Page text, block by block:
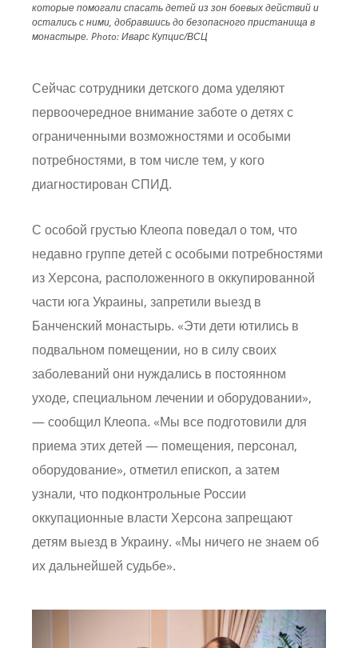
которые помогали спасать детей из зон боевых действий и
остались с ними, добравшись до безопасного пристанища в
монастыре. Photo:Иварс Купцис/ВСЦ
Сейчас сотрудники детского дома уделяют
первоочередное внимание заботе о детях с
ограниченными возможностями и особыми
потребностями, в том числе тем, у кого
диагностирован СПИД.
С особой грустью Клеопа поведал о том, что
недавно группе детей с особыми потребностями
из Херсона, расположенного в оккупированной
части юга Украины, запретили выезд в
Банченский монастырь. «Эти дети ютились в
подвальном помещении, но в силу своих
заболеваний они нуждались в постоянном
уходе, специальном лечении и оборудовании»,
— сообщил Клеопа. «Мы все подготовили для
приема этих детей — помещения, персонал,
оборудование», отметил епископ, а затем
узнали, что подконтрольные России
оккупационные власти Херсона запрещают
детям выезд в Украину. «Мы ничего не знаем об
их дальнейшей судьбе».